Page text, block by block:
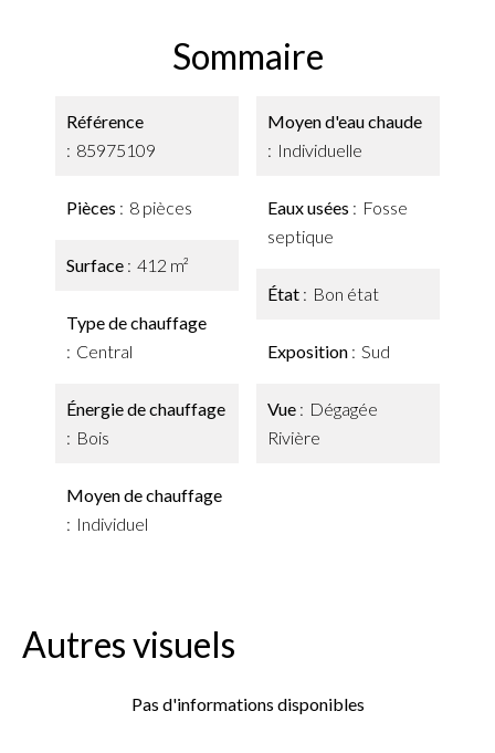
Sommaire
Référence
85975109
Pièces 8 pièces
Surface 412 m²
Type de chauffage
Central
Énergie de chauffage
Bois
Moyen de chauffage
Individuel
Moyen d'eau chaude
Individuelle
Eaux usées
Fosse
septique
État Bon état
Exposition Sud
Vue
Dégagée
Rivière
Autres visuels
Pas d'informations disponibles